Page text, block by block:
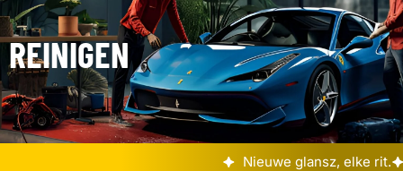
REINIGEN
Nieuwe glansz, elke rit.